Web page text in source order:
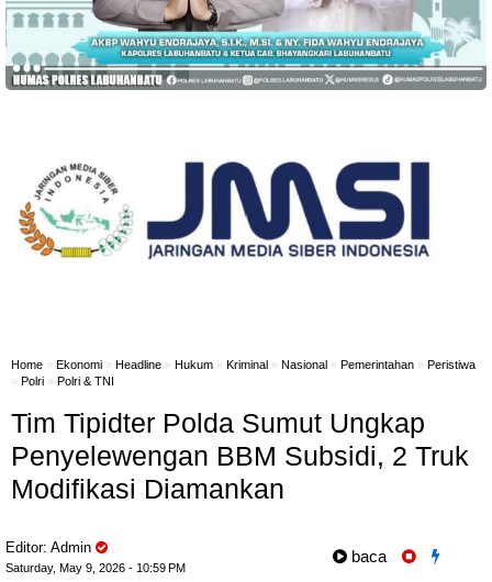
Home » Ekonomi » Headline » Hukum » Kriminal » Nasional » Pemerintahan » Peristiwa
» Polri » Polri & TNI
Tim Tipidter Polda Sumut Ungkap
Penyelewengan BBM Subsidi, 2 Truk
Modifikasi Diamankan
Editor: Admin
Saturday, May 9, 2026 - 10:59 PM
baca